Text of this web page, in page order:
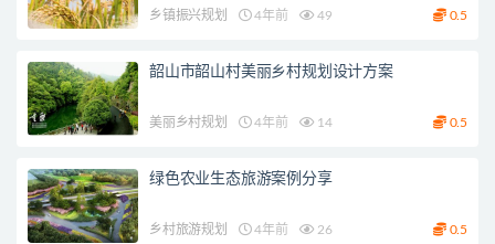
乡镇振兴规划 4年前 49 0.5
韶山市韶山村美丽乡村规划设计方案
美丽乡村规划 4年前 14 0.5
绿色农业生态旅游案例分享
乡村旅游规划 4年前 26 0.5